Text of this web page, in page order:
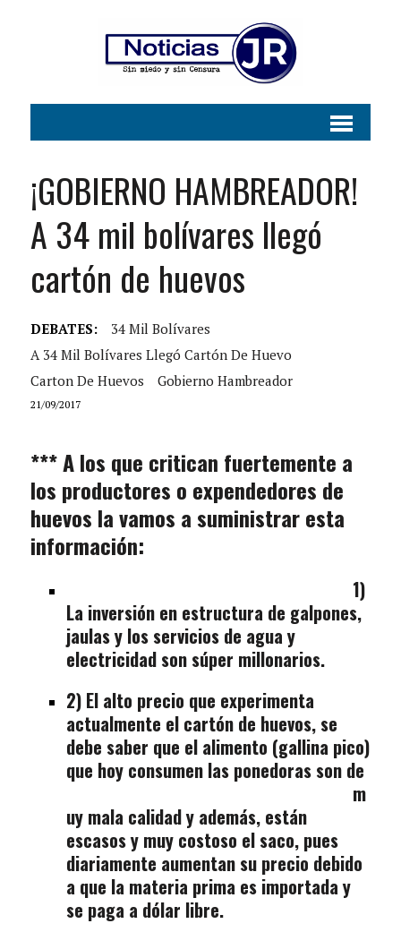
¡GOBIERNO HAMBREADOR!
A 34 mil bolívares llegó
cartón de huevos
DEBATES:
34 Mil Bolívares
A 34 Mil Bolívares Llegó Cartón De Huevo
Carton De Huevos
Gobierno Hambreador
21/09/2017
*** A los que critican fuertemente a
los productores o expendedores de
huevos la vamos a suministrar esta
información:
1)
La inversión en estructura de galpones,
jaulas y los servicios de agua y
electricidad son súper millonarios.
2) El alto precio que experimenta
actualmente el cartón de huevos, se
debe saber que el alimento (gallina pico)
que hoy consumen las ponedoras son de
m
uy mala calidad y además, están
escasos y muy costoso el saco, pues
diariamente aumentan su precio debido
a que la materia prima es importada y
se paga a dólar libre.